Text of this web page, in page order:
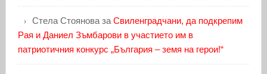
Стела Стояноваза Свиленградчани, да подкрепим
Рая и Даниел Зъмбарови в участието им в
патриотичния конкурс „България – земя на герои!“